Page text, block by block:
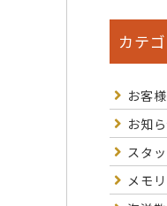
カテ
お客
お知
スタ
メモ